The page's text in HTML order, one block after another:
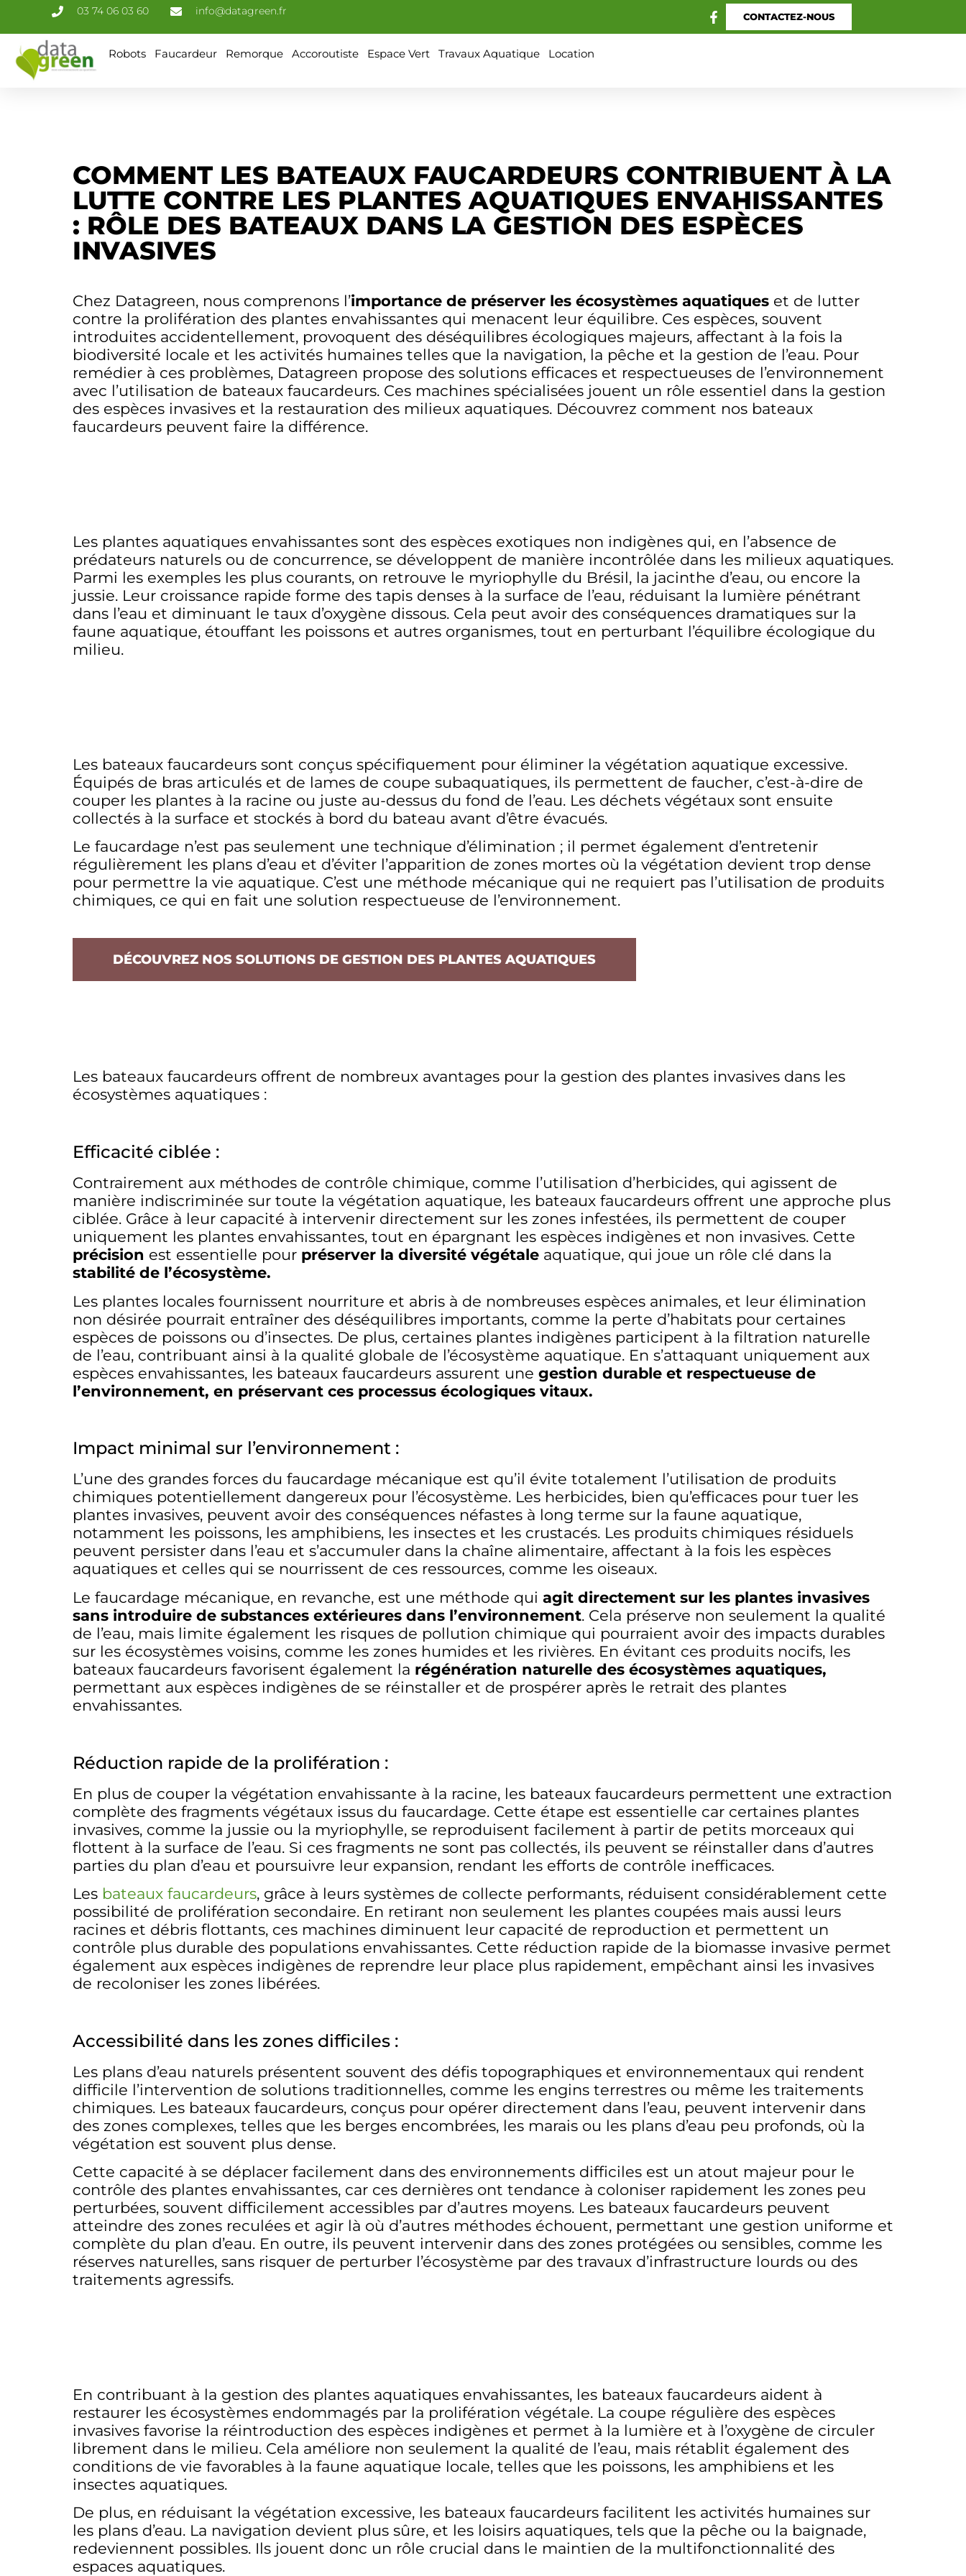
03 74 06 03 60 info@datagreen.fr CONTACTEZ-NOUS
Robots Faucardeur Remorque Accoroutiste Espace Vert Travaux Aquatique Location
COMMENT LES BATEAUX FAUCARDEURS CONTRIBUENT À LA
LUTTE CONTRE LES PLANTES AQUATIQUES ENVAHISSANTES
: RÔLE DES BATEAUX DANS LA GESTION DES ESPÈCES
INVASIVES
Chez Datagreen, nous comprenons l’importance de préserver les écosystèmes aquatiqueset de lutter
contre la prolifération des plantes envahissantes qui menacent leur équilibre. Ces espèces, souvent
introduites accidentellement, provoquent des déséquilibres écologiques majeurs, affectant à la fois la
biodiversité locale et les activités humaines telles que la navigation, la pêche et la gestion de l’eau. Pour
remédier à ces problèmes, Datagreen propose des solutions efficaces et respectueuses de l’environnement
avec l’utilisation de bateaux faucardeurs. Ces machines spécialisées jouent un rôle essentiel dans la gestion
des espèces invasives et la restauration des milieux aquatiques. Découvrez comment nos bateaux
faucardeurs peuvent faire la différence.
Les plantes aquatiques envahissantes sont des espèces exotiques non indigènes qui, en l’absence de
prédateurs naturels ou de concurrence, se développent de manière incontrôlée dans les milieux aquatiques.
Parmi les exemples les plus courants, on retrouve le myriophylle du Brésil, la jacinthe d’eau, ou encore la
jussie. Leur croissance rapide forme des tapis denses à la surface de l’eau, réduisant la lumière pénétrant
dans l’eau et diminuant le taux d’oxygène dissous. Cela peut avoir des conséquences dramatiques sur la
faune aquatique, étouffant les poissons et autres organismes, tout en perturbant l’équilibre écologique du
milieu.
Les bateaux faucardeurs sont conçus spécifiquement pour éliminer la végétation aquatique excessive.
Équipés de bras articulés et de lames de coupe subaquatiques, ils permettent de faucher, c’est-à-dire de
couper les plantes à la racine ou juste au-dessus du fond de l’eau. Les déchets végétaux sont ensuite
collectés à la surface et stockés à bord du bateau avant d’être évacués.
Le faucardage n’est pas seulement une technique d’élimination ; il permet également d’entretenir
régulièrement les plans d’eau et d’éviter l’apparition de zones mortes où la végétation devient trop dense
pour permettre la vie aquatique. C’est une méthode mécanique qui ne requiert pas l’utilisation de produits
chimiques, ce qui en fait une solution respectueuse de l’environnement.
DÉCOUVREZ NOS SOLUTIONS DE GESTION DES PLANTES AQUATIQUES
Les bateaux faucardeurs offrent de nombreux avantages pour la gestion des plantes invasives dans les
écosystèmes aquatiques :
Efficacité ciblée :
Contrairement aux méthodes de contrôle chimique, comme l’utilisation d’herbicides, qui agissent de
manière indiscriminée sur toute la végétation aquatique, les bateaux faucardeurs offrent une approche plus
ciblée. Grâce à leur capacité à intervenir directement sur les zones infestées, ils permettent de couper
uniquement les plantes envahissantes, tout en épargnant les espèces indigènes et non invasives. Cette
précision est essentielle pour préserver la diversité végétaleaquatique, qui joue un rôle clé dans la
stabilité de l’écosystème.
Les plantes locales fournissent nourriture et abris à de nombreuses espèces animales, et leur élimination
non désirée pourrait entraîner des déséquilibres importants, comme la perte d’habitats pour certaines
espèces de poissons ou d’insectes. De plus, certaines plantes indigènes participent à la filtration naturelle
de l’eau, contribuant ainsi à la qualité globale de l’écosystème aquatique. En s’attaquant uniquement aux
espèces envahissantes, les bateaux faucardeurs assurent une gestion durable et respectueuse de
l’environnement, en préservant ces processus écologiques vitaux.
Impact minimal sur l’environnement :
L’une des grandes forces du faucardage mécanique est qu’il évite totalement l’utilisation de produits
chimiques potentiellement dangereux pour l’écosystème. Les herbicides, bien qu’efficaces pour tuer les
plantes invasives, peuvent avoir des conséquences néfastes à long terme sur la faune aquatique,
notamment les poissons, les amphibiens, les insectes et les crustacés. Les produits chimiques résiduels
peuvent persister dans l’eau et s’accumuler dans la chaîne alimentaire, affectant à la fois les espèces
aquatiques et celles qui se nourrissent de ces ressources, comme les oiseaux.
Le faucardage mécanique, en revanche, est une méthode qui agit directement sur les plantes invasives
sans introduire de substances extérieures dans l’environnement. Cela préserve non seulement la qualité
de l’eau, mais limite également les risques de pollution chimique qui pourraient avoir des impacts durables
sur les écosystèmes voisins, comme les zones humides et les rivières. En évitant ces produits nocifs, les
bateaux faucardeurs favorisent également la régénération naturelle des écosystèmes aquatiques,
permettant aux espèces indigènes de se réinstaller et de prospérer après le retrait des plantes
envahissantes.
Réduction rapide de la prolifération :
En plus de couper la végétation envahissante à la racine, les bateaux faucardeurs permettent une extraction
complète des fragments végétaux issus du faucardage. Cette étape est essentielle car certaines plantes
invasives, comme la jussie ou la myriophylle, se reproduisent facilement à partir de petits morceaux qui
flottent à la surface de l’eau. Si ces fragments ne sont pas collectés, ils peuvent se réinstaller dans d’autres
parties du plan d’eau et poursuivre leur expansion, rendant les efforts de contrôle inefficaces.
Les bateaux faucardeurs, grâce à leurs systèmes de collecte performants, réduisent considérablement cette
possibilité de prolifération secondaire. En retirant non seulement les plantes coupées mais aussi leurs
racines et débris flottants, ces machines diminuent leur capacité de reproduction et permettent un
contrôle plus durable des populations envahissantes. Cette réduction rapide de la biomasse invasive permet
également aux espèces indigènes de reprendre leur place plus rapidement, empêchant ainsi les invasives
de recoloniser les zones libérées.
Accessibilité dans les zones difficiles :
Les plans d’eau naturels présentent souvent des défis topographiques et environnementaux qui rendent
difficile l’intervention de solutions traditionnelles, comme les engins terrestres ou même les traitements
chimiques. Les bateaux faucardeurs, conçus pour opérer directement dans l’eau, peuvent intervenir dans
des zones complexes, telles que les berges encombrées, les marais ou les plans d’eau peu profonds, où la
végétation est souvent plus dense.
Cette capacité à se déplacer facilement dans des environnements difficiles est un atout majeur pour le
contrôle des plantes envahissantes, car ces dernières ont tendance à coloniser rapidement les zones peu
perturbées, souvent difficilement accessibles par d’autres moyens. Les bateaux faucardeurs peuvent
atteindre des zones reculées et agir là où d’autres méthodes échouent, permettant une gestion uniforme et
complète du plan d’eau. En outre, ils peuvent intervenir dans des zones protégées ou sensibles, comme les
réserves naturelles, sans risquer de perturber l’écosystème par des travaux d’infrastructure lourds ou des
traitements agressifs.
En contribuant à la gestion des plantes aquatiques envahissantes, les bateaux faucardeurs aident à
restaurer les écosystèmes endommagés par la prolifération végétale. La coupe régulière des espèces
invasives favorise la réintroduction des espèces indigènes et permet à la lumière et à l’oxygène de circuler
librement dans le milieu. Cela améliore non seulement la qualité de l’eau, mais rétablit également des
conditions de vie favorables à la faune aquatique locale, telles que les poissons, les amphibiens et les
insectes aquatiques.
De plus, en réduisant la végétation excessive, les bateaux faucardeurs facilitent les activités humaines sur
les plans d’eau. La navigation devient plus sûre, et les loisirs aquatiques, tels que la pêche ou la baignade,
redeviennent possibles. Ils jouent donc un rôle crucial dans le maintien de la multifonctionnalité des
espaces aquatiques.